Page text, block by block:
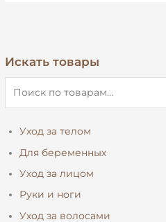
Искать товары
И
с
ь
Уход за телом
Для беременных
Уход за лицом
Руки и ноги
Уход за волосами